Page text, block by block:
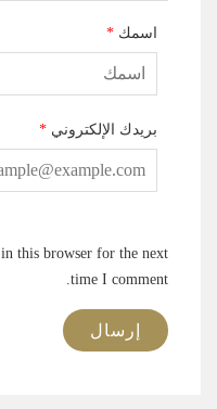
اسمك *
بريدك الإلكتروني *
this browser for the next
time I comment.